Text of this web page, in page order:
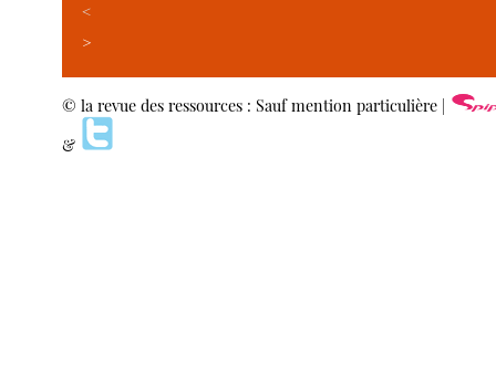
<
>
© la revue des ressources : Sauf mention particulière |
&